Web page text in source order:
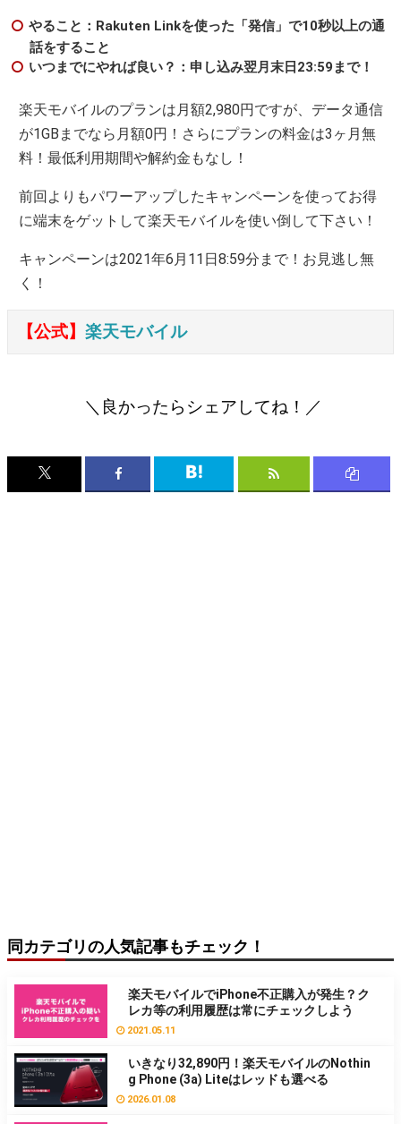
やること：Rakuten Linkを使った「発信」で10秒以上の通
話をすること
いつまでにやれば良い？：申し込み翌月末日23:59まで！
楽天モバイルのプランは月額2,980円ですが、データ通信
が1GBまでなら月額0円！さらにプランの料金は3ヶ月無
料！最低利用期間や解約金もなし！
前回よりもパワーアップしたキャンペーンを使ってお得
に端末をゲットして楽天モバイルを使い倒して下さい！
キャンペーンは2021年6月11日8:59分まで！お見逃し無
く！
【公式】 楽天モバイル
＼良かったらシェアしてね！／
同カテゴリの人気記事もチェック！
楽天モバイルでiPhone不正購入が発生？ク
レカ等の利用履歴は常にチェックしよう
2021.05.11
いきなり32,890円！楽天モバイルのNothin
g Phone (3a) Liteはレッドも選べる
2026.01.08